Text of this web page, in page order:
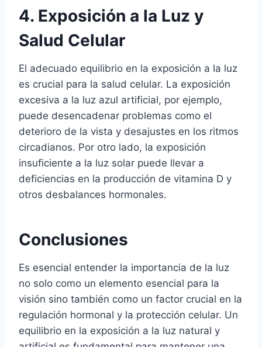
4. Exposición a la Luz y
Salud Celular
El adecuado equilibrio en la exposición a la luz
es crucial para la salud celular. La exposición
excesiva a la luz azul artificial, por ejemplo,
puede desencadenar problemas como el
deterioro de la vista y desajustes en los ritmos
circadianos. Por otro lado, la exposición
insuficiente a la luz solar puede llevar a
deficiencias en la producción de vitamina D y
otros desbalances hormonales.
Conclusiones
Es esencial entender la importancia de la luz
no solo como un elemento esencial para la
visión sino también como un factor crucial en la
regulación hormonal y la protección celular. Un
equilibrio en la exposición a la luz natural y